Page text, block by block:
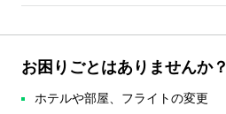
お困りごとはありませんか？
ホテルや部屋、フライトの変更